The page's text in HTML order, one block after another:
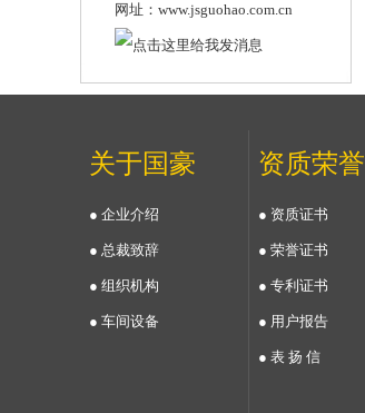
网址：www.jsguohao.com.cn
关于国豪
● 企业介绍
● 总裁致辞
● 组织机构
● 车间设备
资质荣誉
● 资质证书
● 荣誉证书
● 专利证书
● 用户报告
● 表 扬 信